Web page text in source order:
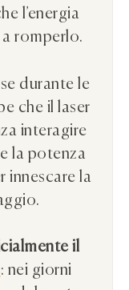
l’energia
romperlo.
durante le
che il laser
interagire
la potenza
innescare la
il
: nei giorni